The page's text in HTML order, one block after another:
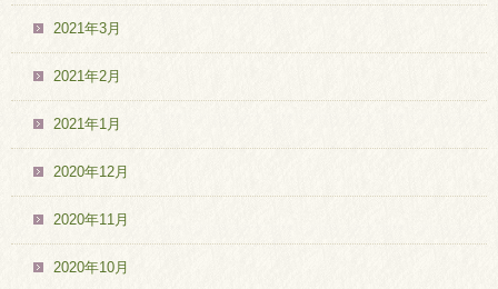
2021年3月
2021年2月
2021年1月
2020年12月
2020年11月
2020年10月